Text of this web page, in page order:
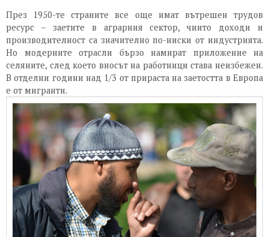
През 1950-те страните все още имат вътрешен трудов
ресурс – заетите в аграрния сектор, чиито доходи и
производителност са значително по-ниски от индустрията.
Но модерните отрасли бързо намират приложение на
селяните, след което вносът на работници става неизбежен.
В отделни години над 1/3 от прираста на заетостта в Европа
е от мигранти.